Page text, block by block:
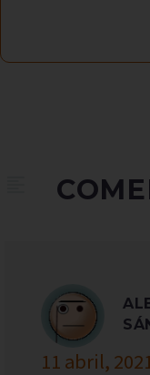
11 abril,